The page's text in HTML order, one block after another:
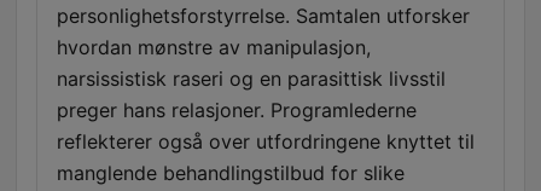
personlighetsforstyrrelse. Samtalen utforsker
hvordan mønstre av manipulasjon,
narsissistisk raseri og en parasittisk livsstil
preger hans relasjoner. Programlederne
reflekterer også over utfordringene knyttet til
manglende behandlingstilbud for slike